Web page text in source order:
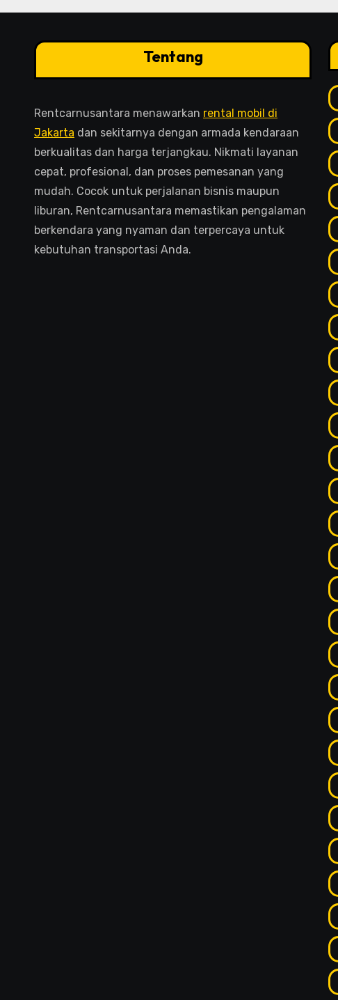
Tentang
Rentcarnusantara menawarkan rental mobil di
Jakarta dan sekitarnya dengan armada kendaraan
berkualitas dan harga terjangkau. Nikmati layanan
cepat, profesional, dan proses pemesanan yang
mudah. Cocok untuk perjalanan bisnis maupun
liburan, Rentcarnusantara memastikan pengalaman
berkendara yang nyaman dan terpercaya untuk
kebutuhan transportasi Anda.